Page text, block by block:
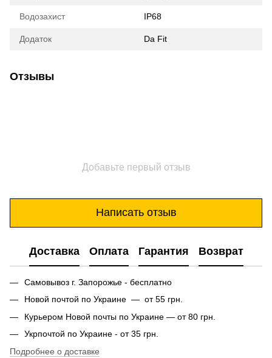
Водозахист IP68
Додаток Da Fit
Отзывы
Добавьте первый отзыв
Написать отзыв
Доставка Оплата Гарантия Возврат
Самовывоз г. Запорожье - бесплатно
Новой почтой по Украине — от 55 грн.
Курьером Новой почты по Украине — от 80 грн.
Укрпочтой по Украине - от 35 грн.
Подробнее о доставке